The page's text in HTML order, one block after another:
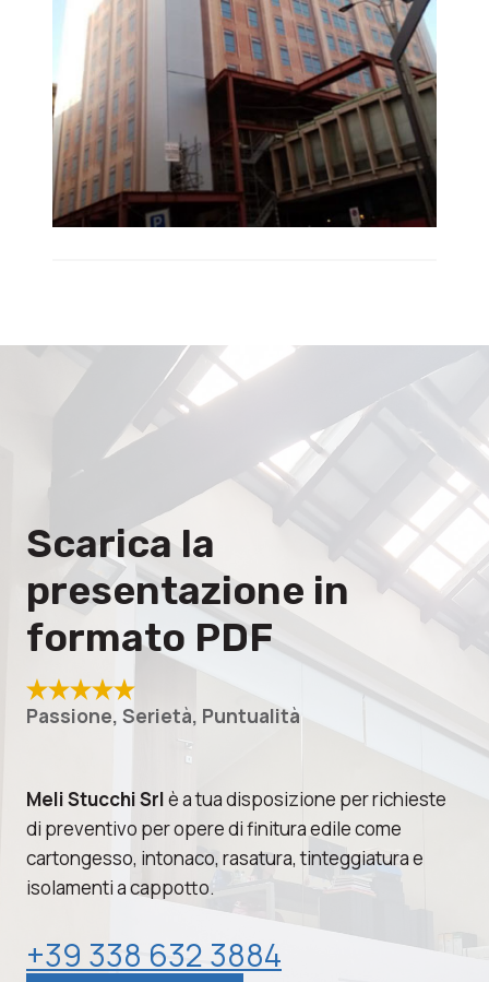
Scarica la
presentazione in
formato PDF
Passione, Serietà, Puntualità
Meli Stucchi Srlè a tua disposizione per richieste
di preventivo per opere di finitura edile come
cartongesso, intonaco, rasatura, tinteggiatura e
isolamenti a cappotto.
+39 338 632 3884